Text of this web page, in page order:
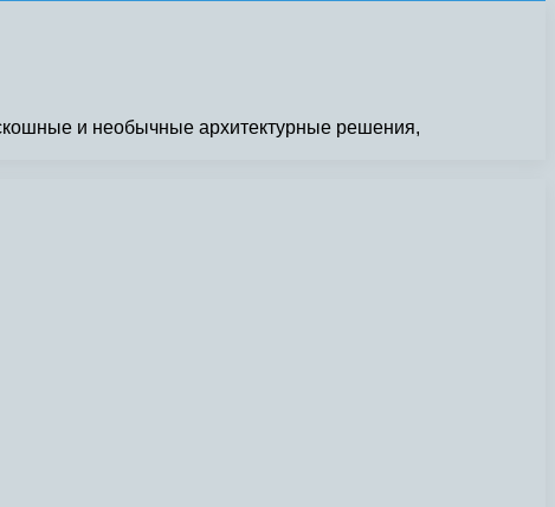
и необычные архитектурные решения,